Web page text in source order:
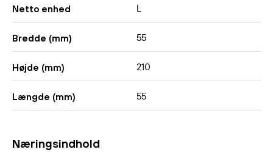
Netto enhed L
Bredde (mm) 55
Højde (mm) 210
Længde (mm) 55
Næringsindhold